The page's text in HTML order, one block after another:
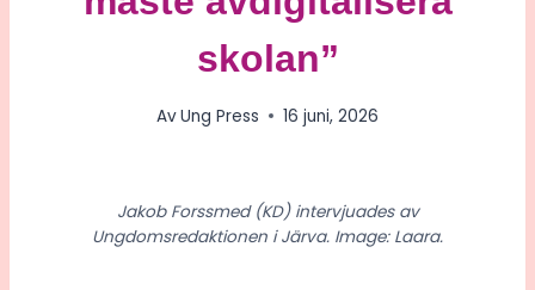
skolan”
AvUng Press 16 juni, 2026
Jakob Forssmed (KD) intervjuades av
Ungdomsredaktionen i Järva. Image: Laara.